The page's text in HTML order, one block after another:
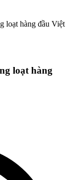
loạt hàng đầu Việt
loạt hàng